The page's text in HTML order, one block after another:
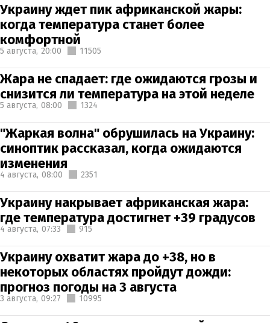
Украину ждет пик африканской жары:
когда температура станет более
комфортной
5 августа, 20:00 11505
Жара не спадает: где ожидаются грозы и
снизится ли температура на этой неделе
5 августа, 08:00 1324
"Жаркая волна" обрушилась на Украину:
синоптик рассказал, когда ожидаются
изменения
4 августа, 08:00 2351
Украину накрывает африканская жара:
где температура достигнет +39 градусов
4 августа, 07:33 915
Украину охватит жара до +38, но в
некоторых областях пройдут дожди:
прогноз погоды на 3 августа
3 августа, 09:27 10995